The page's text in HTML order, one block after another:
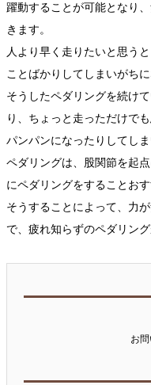
躍動することが可能となり
きます。
人より早く走りたいと思う
ことばかりしてしまいがちに
そうしたペダリングを続け
り、ちょっと走っただけで
パンパンになったりしてしま
ペダリングは、股関節を起
にペダリングをすることおす
そうすることによって、力
で、疲れ知らずのペダリング
お